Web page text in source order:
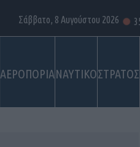
ΑΕΡΟΠΟΡΙΑΝΑΥΤΙΚΟΣΤΡΑΤΟΣ
Σάββατο, 8 Αυγούστου 2026